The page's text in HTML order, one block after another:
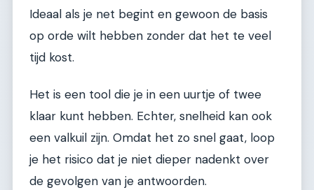
Ideaal als je net begint en gewoon de basis
op orde wilt hebben zonder dat het te veel
tijd kost.
Het is een tool die je in een uurtje of twee
klaar kunt hebben. Echter, snelheid kan ook
een valkuil zijn. Omdat het zo snel gaat, loop
je het risico dat je niet dieper nadenkt over
de gevolgen van je antwoorden.